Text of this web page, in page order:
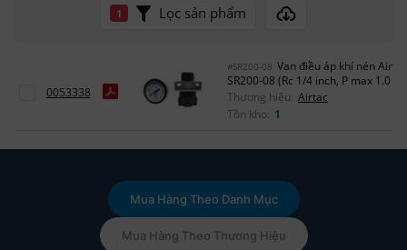
1 Lọc sản phẩm
0053338
#SR200-08 Van điều áp khí nén Airtac
SR200-08 (Rc 1/4 inch, P max 1.0
Thương hiệu: Airtac
Tồn kho: 1
Mua Hàng Theo Danh Mục
Mua Hàng Theo Thương Hiệu